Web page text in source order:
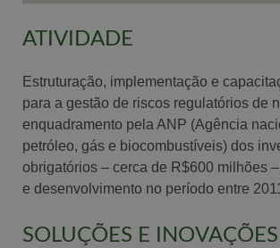
ATIVIDADE
Estruturação, implementação e
para a gestão de riscos regulatórios de
enquadramento pela ANP (Agência
petróleo, gás e biocombustíveis) dos
obrigatórios – cerca de R$600 milhões
e desenvolvimento no período entre
SOLUÇÕES E INOVAÇÕES